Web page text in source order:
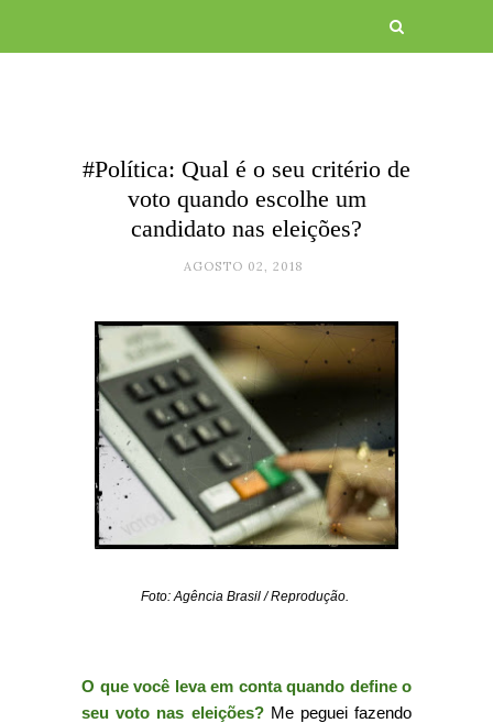
#Política: Qual é o seu critério de
voto quando escolhe um
candidato nas eleições?
AGOSTO 02, 2018
Foto: Agência Brasil / Reprodução.
O que você leva em conta quando define o
seu voto nas eleições?Me peguei fazendo